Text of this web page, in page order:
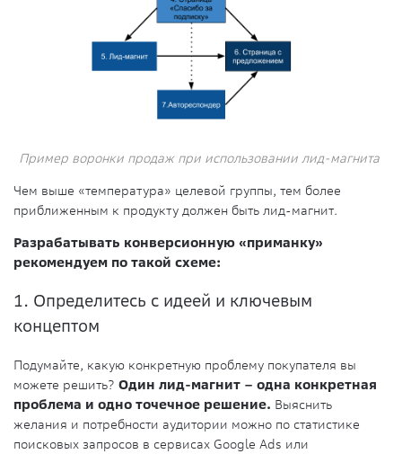
Пример воронки продаж при использовании лид-магнита
Чем выше «температура» целевой группы, тем более
приближенным к продукту должен быть лид-магнит.
Разрабатывать конверсионную «приманку»
рекомендуем по такой схеме:
1. Определитесь с идеей и ключевым
концептом
Подумайте, какую конкретную проблему покупателя вы
можете решить? Один лид-магнит – одна конкретная
проблема и одно точечное решение. Выяснить
желания и потребности аудитории можно по статистике
поисковых запросов в сервисах Google Ads или